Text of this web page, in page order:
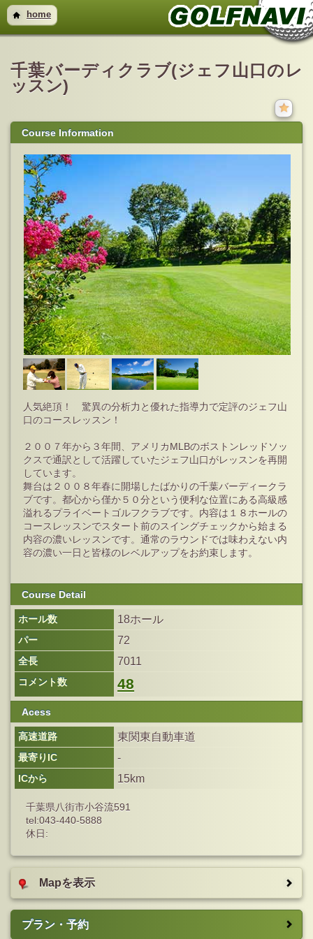
home
千葉バーディクラブ(ジェフ山口のレ
ッスン)
Course Information
人気絶頂！ 驚異の分析力と優れた指導力で定評のジェフ山
口のコースレッスン！
２００７年から３年間、アメリカMLBのボストンレッドソッ
クスで通訳として活躍していたジェフ山口がレッスンを再開
しています。
舞台は２００８年春に開場したばかりの千葉バーディークラ
ブです。都心から僅か５０分という便利な位置にある高級感
溢れるプライベートゴルフクラブです。内容は１８ホールの
コースレッスンでスタート前のスイングチェックから始まる
内容の濃いレッスンです。通常のラウンドでは味わえない内
容の濃い一日と皆様のレベルアップをお約束します。
Course Detail
ホール数 18ホール
パー 72
全長 7011
コメント数 48
Acess
高速道路 東関東自動車道
最寄りIC -
ICから 15km
千葉県八街市小谷流591
tel:043-440-5888
休日:
Mapを表示
プラン・予約